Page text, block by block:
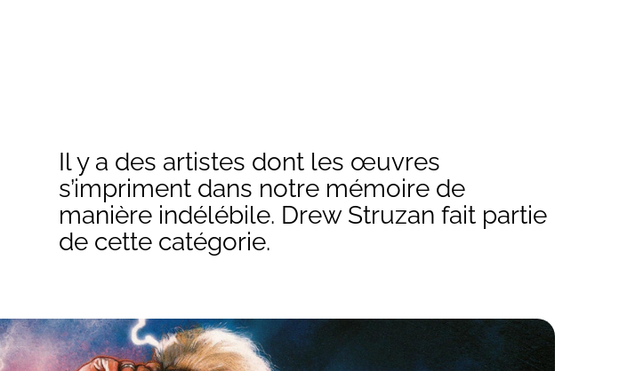
Il y a des artistes dont les œuvres
s’impriment dans notre mémoire de
manière indélébile. Drew Struzan fait partie
de cette catégorie.